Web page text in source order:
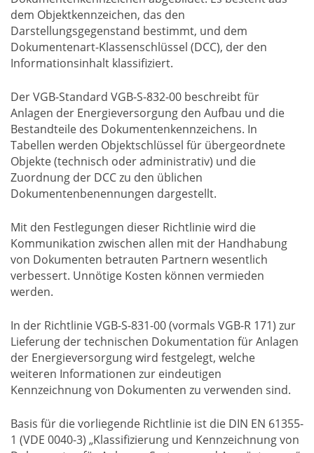
dem Objektkennzeichen, das den
Darstellungsgegenstand bestimmt, und dem
Dokumentenart-Klassenschlüssel (DCC), der den
Informationsinhalt klassifiziert.
Der VGB-Standard VGB-S-832-00 beschreibt für
Anlagen der Energieversorgung den Aufbau und die
Bestandteile des Dokumentenkennzeichens. In
Tabellen werden Objektschlüssel für übergeordnete
Objekte (technisch oder administrativ) und die
Zuordnung der DCC zu den üblichen
Dokumentenbenennungen dargestellt.
Mit den Festlegungen dieser Richtlinie wird die
Kommunikation zwischen allen mit der Handhabung
von Dokumenten betrauten Partnern wesentlich
verbessert. Unnötige Kosten können vermieden
werden.
In der Richtlinie VGB-S-831-00 (vormals VGB-R 171) zur
Lieferung der technischen Dokumentation für Anlagen
der Energieversorgung wird festgelegt, welche
weiteren Informationen zur eindeutigen
Kennzeichnung von Dokumenten zu verwenden sind.
Basis für die vorliegende Richtlinie ist die DIN EN 61355-
1 (VDE 0040-3) „Klassifizierung und Kennzeichnung von